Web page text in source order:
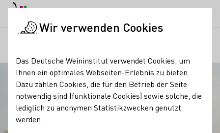
Wir verwenden Cookies
Das Deutsche Weininstitut verwendet Cookies, um
Ihnen ein optimales Webseiten-Erlebnis zu bieten.
Dazu zählen Cookies, die für den Betrieb der Seite
notwendig sind (funktionale Cookies) sowie solche, die
lediglich zu anonymen Statistikzwecken genutzt
werden.